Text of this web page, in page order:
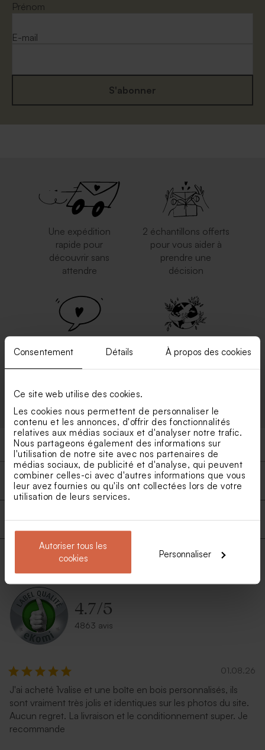
Consentement Détails À propos des cookies
Ce site web utilise des cookies.
Les cookies nous permettent de personnaliser le
contenu et les annonces, d'offrir des fonctionnalités
relatives aux médias sociaux et d'analyser notre trafic.
Nous partageons également des informations sur
l'utilisation de notre site avec nos partenaires de
médias sociaux, de publicité et d'analyse, qui peuvent
combiner celles-ci avec d'autres informations que vous
leur avez fournies ou qu'ils ont collectées lors de votre
utilisation de leurs services.
Autoriser tous les
cookies
Personnaliser
Prénom
E-mail
S'abonner
Une expédition
rapide pour
découvrir sans
attendre
2 échantillons offerts
pour vous aider à
prendre une
décision
Soyez pleinement
Satisfait ou
bénéficiez d'une
Engagement éco-
responsable : une
impression
Produits
Livraison rapide en toute securite
A propos de tadaaz
4.7/5
4863 avis
01.08.26
J'ai acheté 1valise et une boîte en bois personnalisés, ils
sont vraiment très jolis et identiques sur les photos du site.
Aucun regret. La livraison et le conditionnement super. Je
recommande